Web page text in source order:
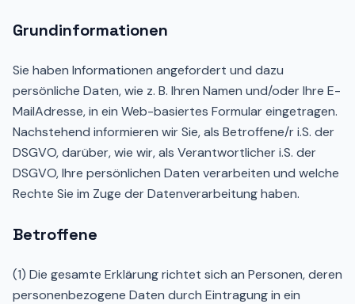
Grundinformationen
Sie haben Informationen angefordert und dazu
persönliche Daten, wie z. B. Ihren Namen und/oder Ihre E-
MailAdresse, in ein Web-basiertes Formular eingetragen.
Nachstehend informieren wir Sie, als Betroffene/r i.S. der
DSGVO, darüber, wie wir, als Verantwortlicher i.S. der
DSGVO, Ihre persönlichen Daten verarbeiten und welche
Rechte Sie im Zuge der Datenverarbeitung haben.
Betroffene
(1) Die gesamte Erklärung richtet sich an Personen, deren
personenbezogene Daten durch Eintragung in ein